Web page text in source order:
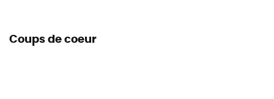
Coups de coeur